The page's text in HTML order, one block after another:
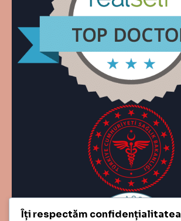
Îți respectăm confidențialitatea